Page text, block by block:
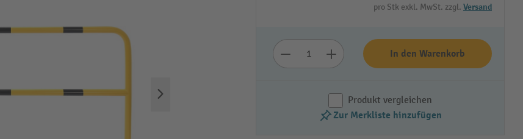
pro Stk exkl. MwSt. zzgl. Versand
In den Warenkorb
Produkt vergleichen
Zur Merkliste hinzufügen